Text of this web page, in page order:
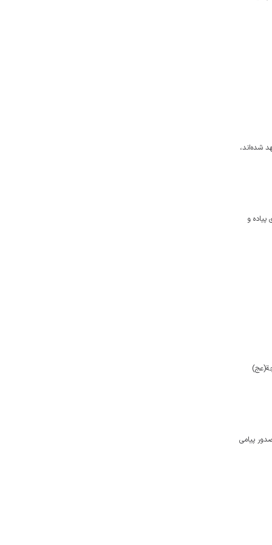
مشهد شده‌اند،
هزار و ۴۱ نفر در قالب کاروان های پیاده و
پیامی